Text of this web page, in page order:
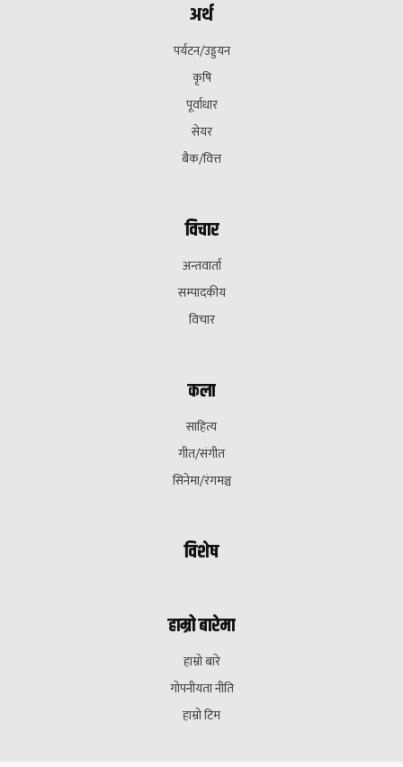
अर्थ
पर्यटन/उड्डयन
कृषि
पूर्वाधार
सेयर
बैक/वित्त
विचार
अन्तवार्ता
सम्पादकीय
विचार
कला
साहित्य
गीत/संगीत
सिनेमा/रंगमञ्च
विशेष
हाम्रो बारेमा
हाम्रो बारे
गोपनीयता नीति
हाम्रो टिम